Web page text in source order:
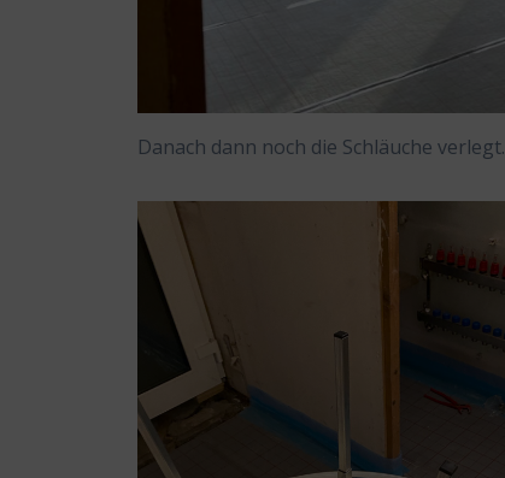
Danach dann noch die Schläuche verlegt.